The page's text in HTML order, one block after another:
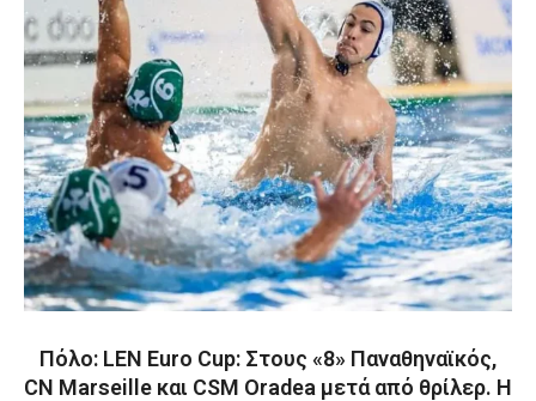
Πόλο: LEN Euro Cup: Στους «8» Παναθηναϊκός,
CN Marseille και CSM Oradea μετά από θρίλερ. Η